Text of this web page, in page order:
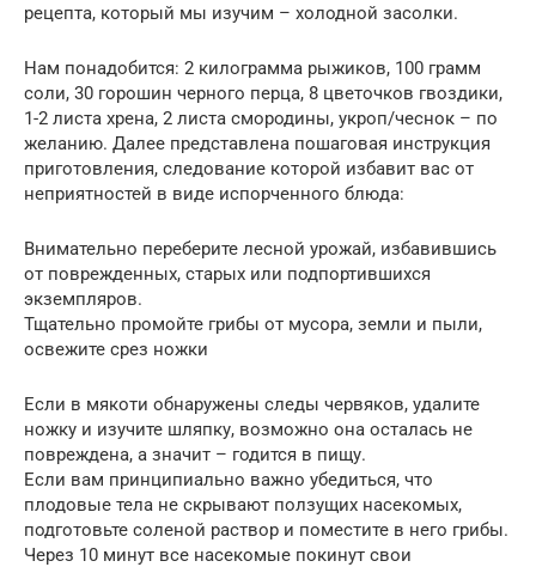
рецепта, который мы изучим – холодной засолки.
Нам понадобится: 2 килограмма рыжиков, 100 грамм
соли, 30 горошин черного перца, 8 цветочков гвоздики,
1-2 листа хрена, 2 листа смородины, укроп/чеснок – по
желанию. Далее представлена пошаговая инструкция
приготовления, следование которой избавит вас от
неприятностей в виде испорченного блюда:
Внимательно переберите лесной урожай, избавившись
от поврежденных, старых или подпортившихся
экземпляров.
Тщательно промойте грибы от мусора, земли и пыли,
освежите срез ножки
Если в мякоти обнаружены следы червяков, удалите
ножку и изучите шляпку, возможно она осталась не
повреждена, а значит – годится в пищу.
Если вам принципиально важно убедиться, что
плодовые тела не скрывают ползущих насекомых,
подготовьте соленой раствор и поместите в него грибы.
Через 10 минут все насекомые покинут свои